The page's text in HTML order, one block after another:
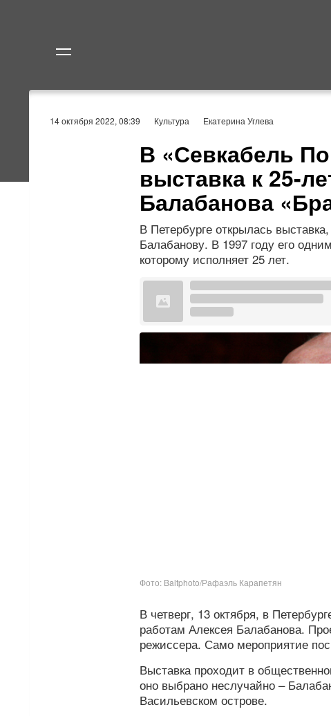
14 октября 2022, 08:39 Культура Екатерина Углева
В «Севкабель
выставка к 25-
Балабанова
В Петербурге открылась
Балабанову. В 1997 году его
которому исполняет 25 лет.
Фото: Baltphoto/Рафаэль Карапетян
В четверг, 13 октября, в
работам Алексея Балабанова.
режиссера. Само мероприятие
Выставка проходит в
оно выбрано неслучайно –
Васильевском острове.